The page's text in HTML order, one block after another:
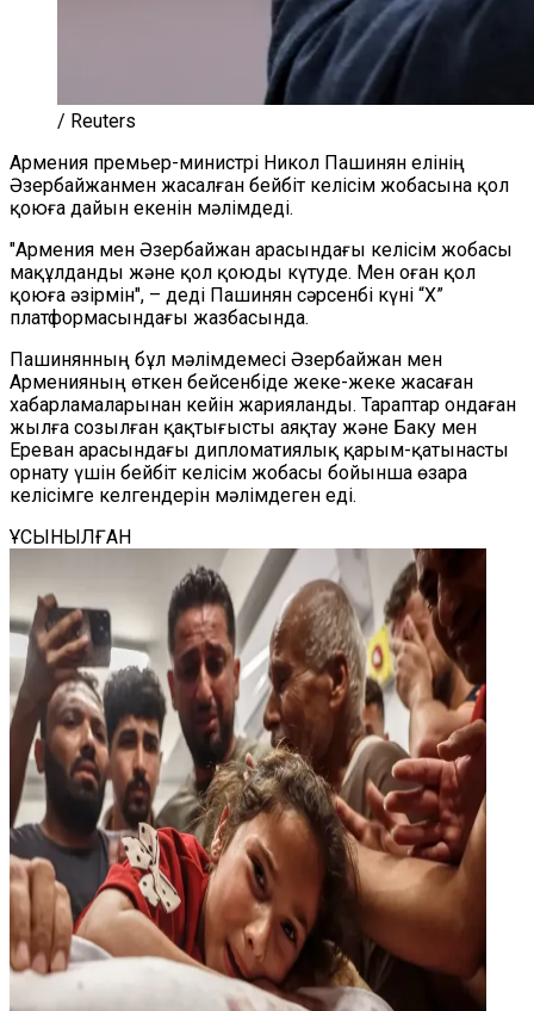
/ Reuters
Армения премьер-министрі Никол Пашинян елінің
Әзербайжанмен жасалған бейбіт келісім жобасына қол
қоюға дайын екенін мәлімдеді.
"Армения мен Әзербайжан арасындағы келісім жобасы
мақұлданды және қол қоюды күтуде. Мен оған қол
қоюға әзірмін", – деді Пашинян сәрсенбі күні “X”
платформасындағы жазбасында.
Пашинянның бұл мәлімдемесі Әзербайжан мен
Арменияның өткен бейсенбіде жеке-жеке жасаған
хабарламаларынан кейін жарияланды. Тараптар ондаған
жылға созылған қақтығысты аяқтау және Баку мен
Ереван арасындағы дипломатиялық қарым-қатынасты
орнату үшін бейбіт келісім жобасы бойынша өзара
келісімге келгендерін мәлімдеген еді.
ҰСЫНЫЛҒАН